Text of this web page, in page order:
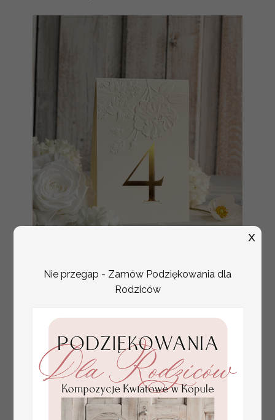
numerki na stół weselny
numerki na stół weselny,
dekoracja stołów
weselnych tłoczone
kwiaty
Promocja:
10 PLN
Nie przegap - Zamów Podziękowania dla
Rodziców
X